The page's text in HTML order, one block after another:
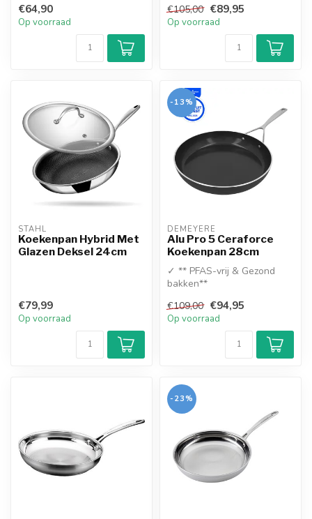
aluminiumbodem die z...
€64,90
Op voorraad
waa...
€105,00 €89,95
Op voorraad
STAHL
Koekenpan Hybrid Met
Glazen Deksel 24cm
€79,99
Op voorraad
-13%
DEMEYERE
Alu Pro 5 Ceraforce
Koekenpan 28cm
✓ ** PFAS-vrij & Gezond
bakken**
warmtebronnen
✓ Razendsn...
€109,00 €94,95
Op voorraad
-23%